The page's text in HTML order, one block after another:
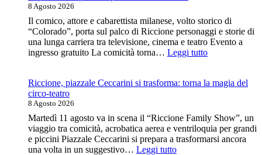
le
prime
multe
con
videosorveglianza!
8 Agosto 2026
Il comico, attore e cabarettista milanese, volto storico di
“Colorado”, porta sul palco di Riccione personaggi e storie di
una lunga carriera tra televisione, cinema e teatro Evento a
ingresso gratuito La comicità torna… Leggi tutto:
Comiche”
risate:
Gianluca
Impastato
Riccione, piazzale Ceccarini si trasforma: torna la magia del
circo-teatro
8 Agosto 2026
Martedì 11 agosto va in scena il “Riccione Family Show”, un
viaggio tra comicità, acrobatica aerea e ventriloquia per grandi
e piccini Piazzale Ceccarini si prepara a trasformarsi ancora
una volta in un suggestivo… Leggi tutto: